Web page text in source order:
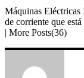
Máquinas Eléctricas
de corriente que
| More Posts(36)